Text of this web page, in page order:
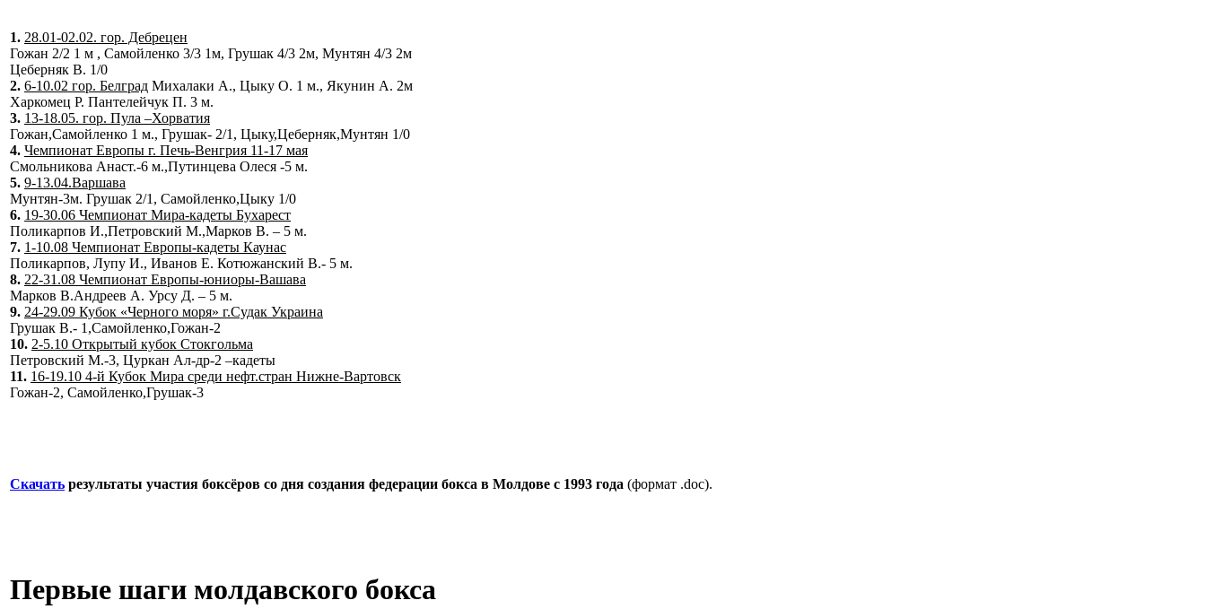
1. 28.01-02.02. гор. Дебрецен
Гожан 2/2 1 м , Самойленко 3/3 1м, Грушак 4/3 2м, Мунтян 4/3 2м
Цеберняк В. 1/0
2. 6-10.02 гор. Белград Михалаки А., Цыку О. 1 м., Якунин А. 2м
Харкомец Р. Пантелейчук П. 3 м.
3. 13-18.05. гор. Пула –Хорватия
Гожан,Самойленко 1 м., Грушак- 2/1, Цыку,Цеберняк,Мунтян 1/0
4. Чемпионат Европы г. Печь-Венгрия 11-17 мая
Смольникова Анаст.-6 м.,Путинцева Олеся -5 м.
5. 9-13.04.Варшава
Мунтян-3м. Грушак 2/1, Самойленко,Цыку 1/0
6. 19-30.06 Чемпионат Мира-кадеты Бухарест
Поликарпов И.,Петровский М.,Марков В. – 5 м.
7. 1-10.08 Чемпионат Европы-кадеты Каунас
Поликарпов, Лупу И., Иванов Е. Котюжанский В.- 5 м.
8. 22-31.08 Чемпионат Европы-юниоры-Вашава
Марков В.Андреев А. Урсу Д. – 5 м.
9. 24-29.09 Кубок «Черного моря» г.Судак Украина
Грушак В.- 1,Самойленко,Гожан-2
10. 2-5.10 Открытый кубок Стокгольма
Петровский М.-3, Цуркан Ал-др-2 –кадеты
11. 16-19.10 4-й Кубок Мира среди нефт.стран Нижне-Вартовск
Гожан-2, Самойленко,Грушак-3
Скачать результаты участия боксёров со дня создания федерации бокса в Молдове с 1993 года (формат .doc).
Первые шаги молдавского бокса